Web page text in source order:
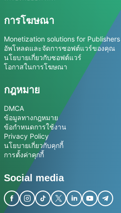
การโฆษณา
Monetization solutions for Publishers
อัพโหลดและจัดการซอฟต์แวร์ของคุณ
นโยบายเกี่ยวกับซอฟต์แวร์
โอกาสในการโฆษณา
กฎหมาย
DMCA
ข้อมูลทางกฎหมาย
ข้อกำหนดการใช้งาน
Privacy Policy
นโยบายเกี่ยวกับคุกกี้
การตั้งค่าคุกกี้
Social media